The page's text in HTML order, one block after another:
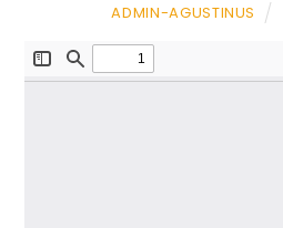
ADMIN-AGUSTINUS